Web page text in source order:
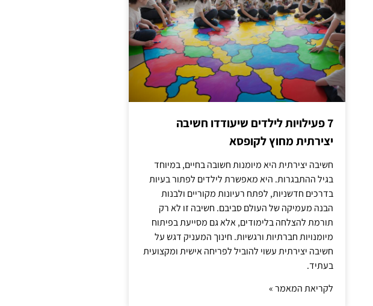
7 פעילויות לילדים שיעודדו חשיבה
יצירתית מחוץ לקופסא
חשיבה יצירתית היא מיומנות חשובה בחיים, במיוחד
בגיל ההתבגרות. היא מאפשרת לילדים לפתור בעיות
בדרכים חדשניות, לפתח רעיונות מקוריים ולבנות
הבנה מעמיקה של העולם סביבם. חשיבה זו לא רק
תורמת להצלחה בלימודים, אלא גם מסייעת בפיתוח
מיומנויות חברתיות ורגשיות. חינוך המעניק דגש על
חשיבה יצירתית עשוי להוביל לפריחה אישית ומקצועית
בעתיד.
לקריאת המאמר »